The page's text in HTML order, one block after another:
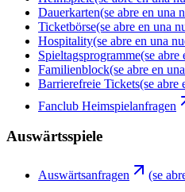
Dauerkarten(se abre en una
Ticketbörse(se abre en una
Hospitality(se abre en una
Spieltagsprogramme(se abre
Familienblock(se abre en
Barrierefreie Tickets(se abre
Fanclub Heimspielanfragen
Auswärtsspiele
Auswärtsanfragen
(se